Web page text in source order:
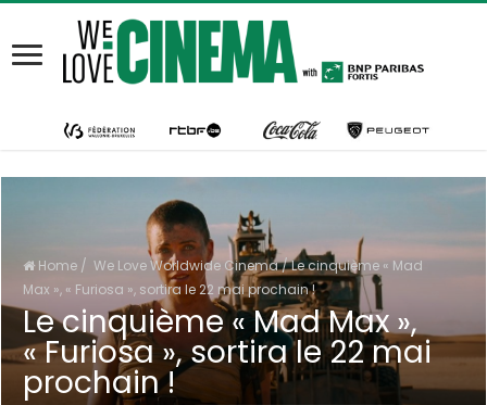
Home / We Love Worldwide Cinema/Le cinquième « Mad
Max », « Furiosa », sortira le 22 mai prochain !
Le cinquième « Mad Max »,
« Furiosa », sortira le 22 mai
prochain !